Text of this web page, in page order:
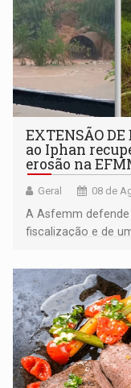
EXTENSÃO
ao Iphan
erosão na
Geral 08 de
A Asfemm defende
fiscalização e de